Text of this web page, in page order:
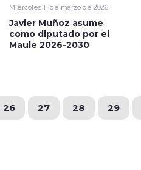
Miércoles 11 de marzo de 2026
Javier Muñoz asume
como diputado por el
Maule 2026-2030
26 27 28 29